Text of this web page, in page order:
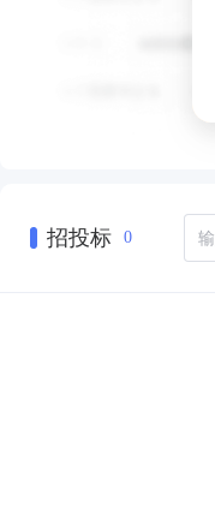
招投标 0